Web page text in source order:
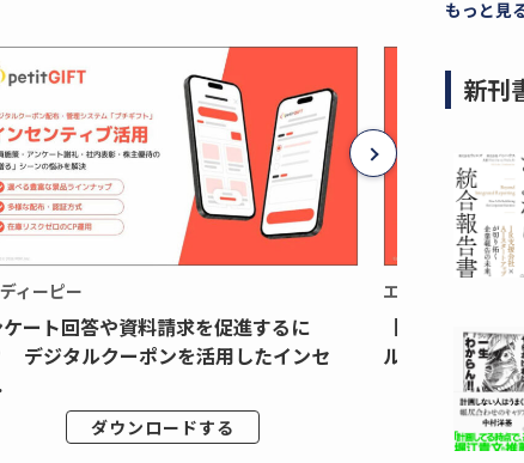
ィーピー
ケート回答や資料請求を促進するに
デジタルクーポンを活用したインセ
ダウンロードする
エムディーピー
【月間1,000万
ルクーポンを活
もっと見
新刊